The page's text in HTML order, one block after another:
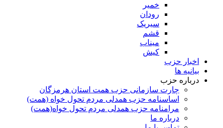
خمیر
رودان
سیریک
قشم
میناب
کیش
اخبار حزب
بیانیه ها
درباره حزب
چارت سازمانی حزب همت استان هرمزگان
اساسنامه حزب همدلی مردم تحول خواه (همت)
مرامنامه حزب همدلی مردم تحول خواه(همت)
درباره ما